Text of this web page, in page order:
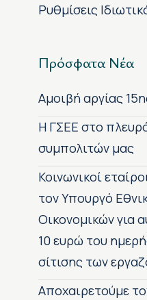
Ρυθμίσεις
Πρόσφατα Νέα
Αμοιβή αργίας
H ΓΣΕΕ στο
συμπολιτών μας
Κοινωνικοί
τον Υπουργό
Οικονομικών για
10 ευρώ του
σίτισης των
Αποχαιρετούμε